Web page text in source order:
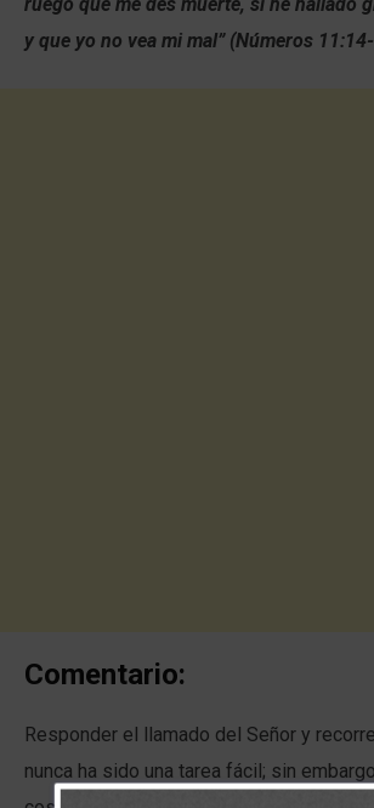
y que yo no vea mi mal” (Números
Comentario:
Responder el llamado del Señor y
nunca ha sido una tarea fácil; sin